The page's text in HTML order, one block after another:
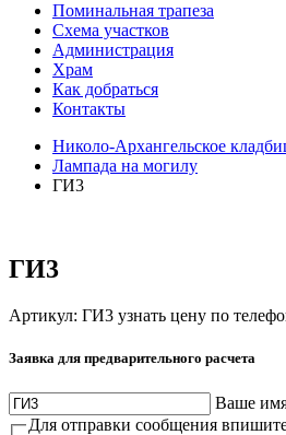
Поминальная трапеза
Схема участков
Администрация
Храм
Как добраться
Контакты
Николо-Архангельское
Лампада на могилу
ГИ3
ГИ3
Артикул: ГИ3 узнать цену по
Заявка для предварительного расчета
Ваше
Для отправки сообщения впишите